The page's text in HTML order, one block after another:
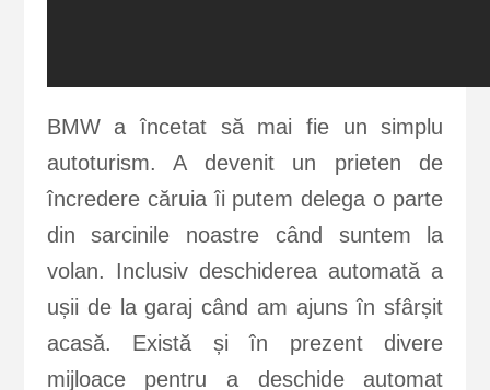
BMW a încetat să mai fie un simplu
autoturism. A devenit un prieten de
încredere căruia îi putem delega o parte
din sarcinile noastre când suntem la
volan. Inclusiv deschiderea automată a
ușii de la garaj când am ajuns în sfârșit
acasă. Există și în prezent divere
mijloace pentru a deschide automat